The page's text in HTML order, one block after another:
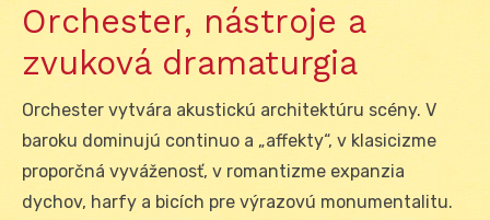
Orchester, nástroje a
zvuková dramaturgia
Orchester vytvára akustickú architektúru scény. V
baroku dominujú continuo a „affekty“, v klasicizme
proporčná vyváženosť, v romantizme expanzia
dychov, harfy a bicích pre výrazovú monumentalitu.